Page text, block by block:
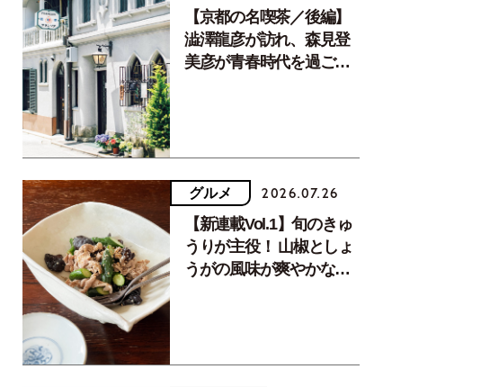
【京都の名喫茶／後編】
澁澤龍彦が訪れ、森見登
美彦が青春時代を過ごし
グルメ 2026.07.26
【新連載Vol.1】旬のきゅ
うりが主役！ 山椒としょ
うがの風味が爽やかな、